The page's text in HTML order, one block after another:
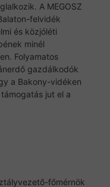
A MEGOSZ
felvidék
és közjóléti
minél
Folyamatos
gazdálkodók
a Bakony-vidéken
jut el a
főmérnök